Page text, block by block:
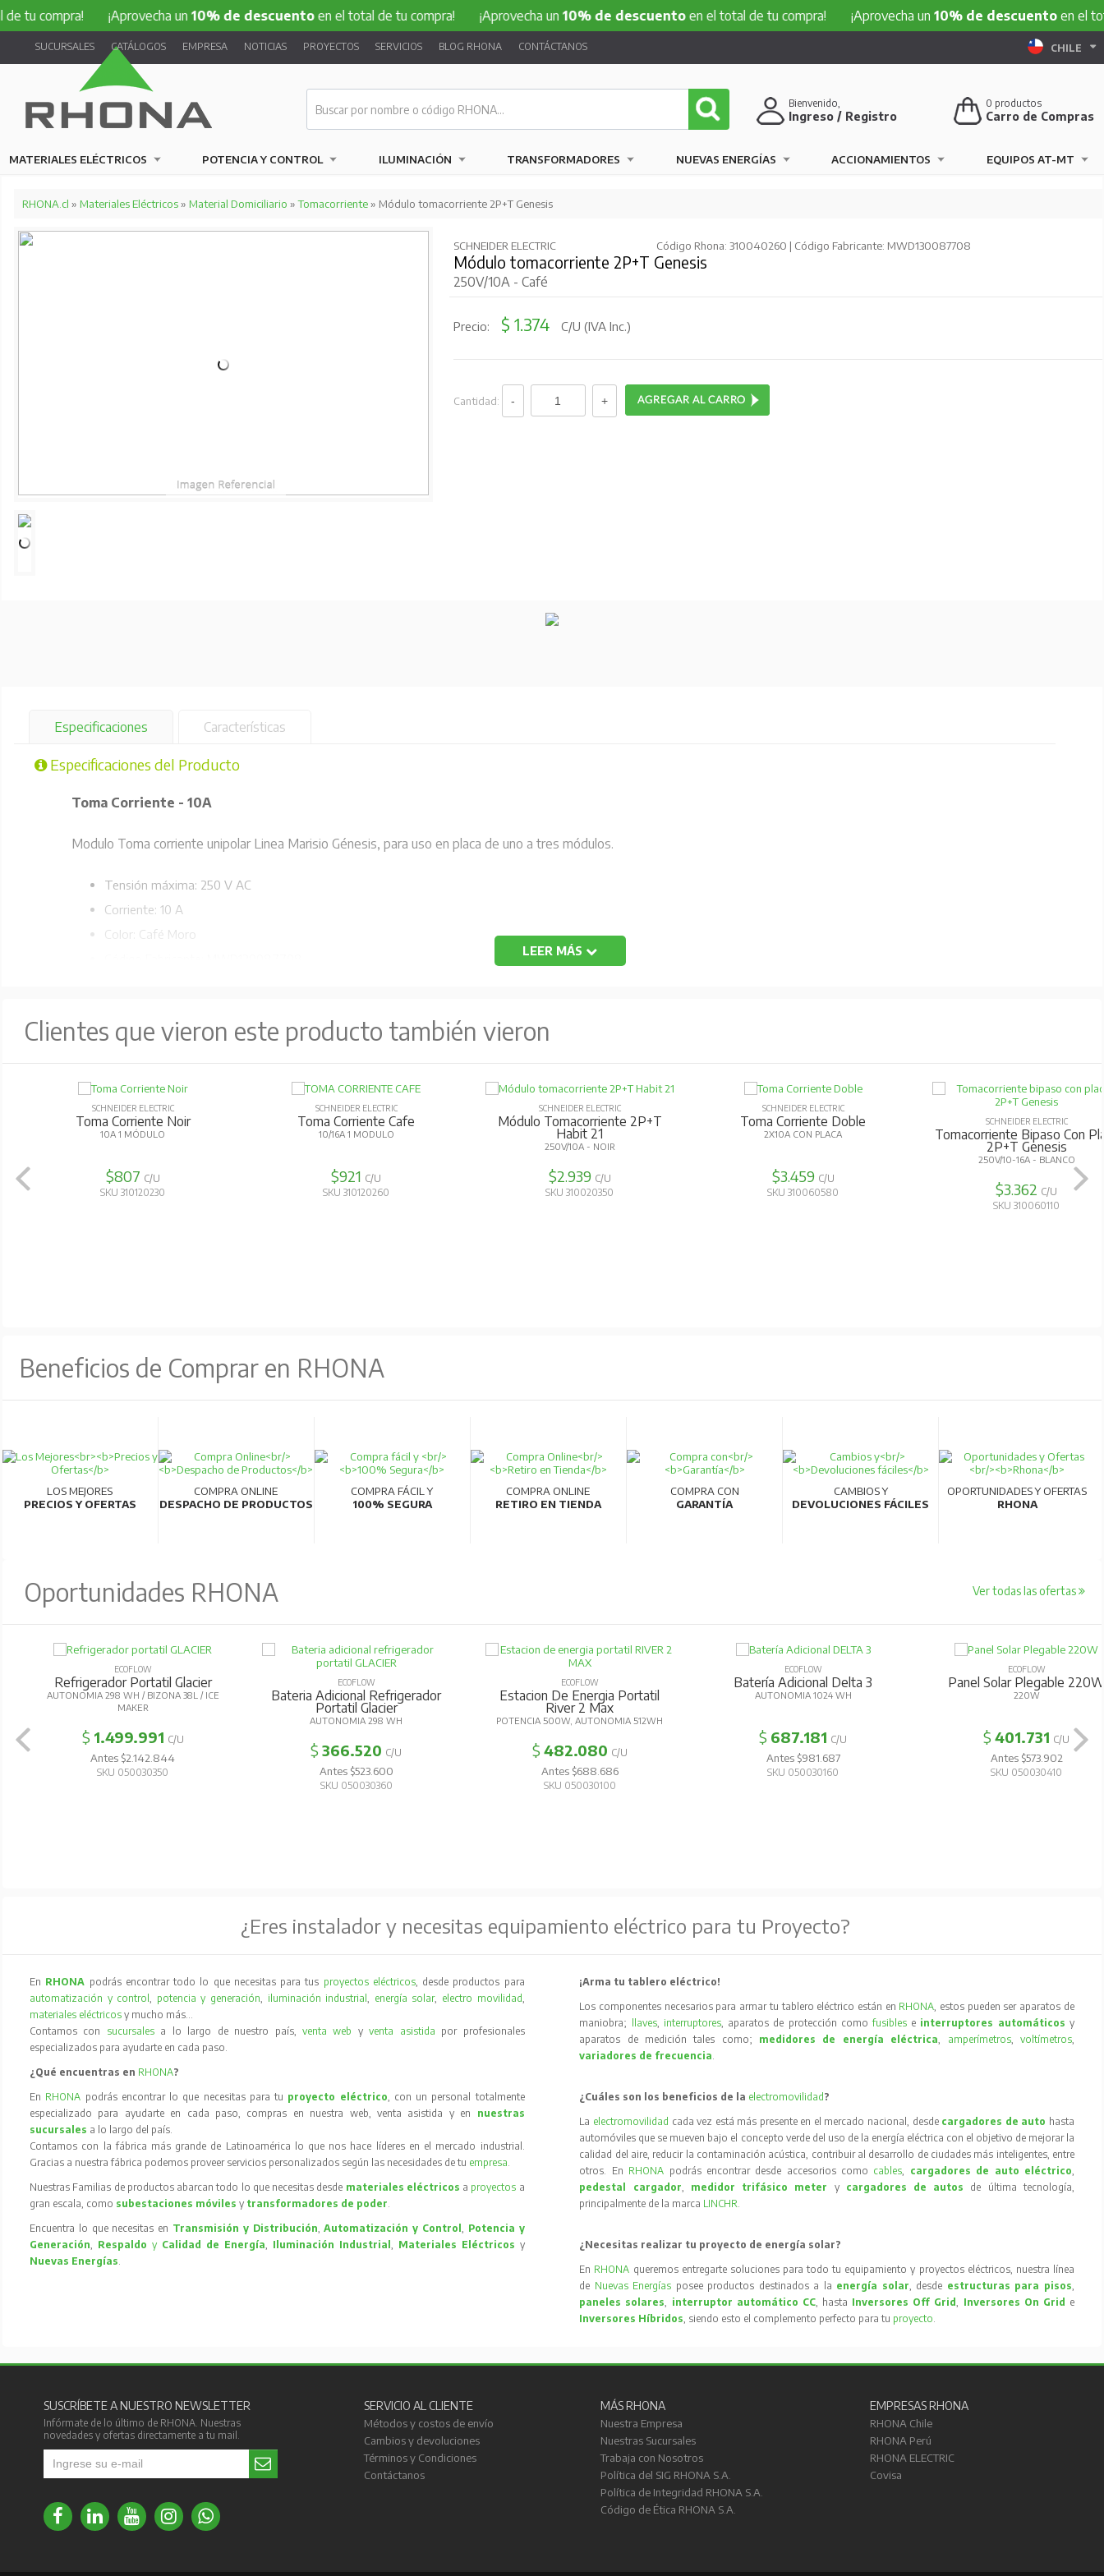
¡Aprovecha un10% de descuentoen el total de tu compra! ¡Aprovecha un10% de descuentoen el total de tu compra! ¡Aprovecha un10% de descuentoen el total de tu
SUCURSALES CATÁLOGOS EMPRESA NOTICIAS PROYECTOS SERVICIOS BLOG RHONA CONTÁCTANOS CHILE
0 productos
Carro de Compras
Bienvenido,
Ingreso / Registro
MATERIALES ELÉCTRICOS POTENCIA Y CONTROL ILUMINACIÓN TRANSFORMADORES NUEVAS ENERGÍAS ACCIONAMIENTOS EQUIPOS AT-MT
RHONA.cl » Materiales Eléctricos» Material Domiciliario »Tomacorriente» Módulo tomacorriente 2P+T Genesis
SCHNEIDER ELECTRIC Código Rhona: 310040260 | Código Fabricante: MWD130087708
Módulo tomacorriente 2P+T Genesis
250V/10A - Café
Precio: $ 1.374 C/U (IVA Inc.)
Cantidad:
Especificaciones Características
Especificaciones del Producto
Toma Corriente - 10A
Modulo Toma corriente unipolar Linea Marisio Génesis, para uso en placa de uno a tres módulos.
Tensión máxima: 250 V AC
Corriente: 10 A
Color: Café Moro
LEER MÁS
Clientes que vieron este producto también vieron
SCHNEIDER ELECTRIC
Toma Corriente Noir
10A 1 MÓDULO
$807 C/U
SKU 310120230
SCHNEIDER ELECTRIC
Toma Corriente Cafe
10/16A 1 MODULO
$921 C/U
SKU 310120260
SCHNEIDER ELECTRIC
Módulo Tomacorriente 2P+T
Habit 21
250V/10A - NOIR
$2.939 C/U
SKU 310020350
SCHNEIDER ELECTRIC
Toma Corriente Doble
2X10A CON PLACA
$3.459 C/U
SKU 310060580
SCHNEIDER ELECTRIC
Tomacorriente Bipaso Con
2P+T Genesis
250V/10-16A - BLANCO
$3.362 C/U
SKU 310060110
Beneficios de Comprar en RHONA
LOS MEJORES
PRECIOS Y OFERTAS
COMPRA ONLINE
DESPACHO DE PRODUCTOS
COMPRA FÁCIL Y
100% SEGURA
COMPRA ONLINE
RETIRO EN TIENDA
COMPRA CON
GARANTÍA
CAMBIOS Y
DEVOLUCIONES FÁCILES
OPORTUNIDADES Y OFERTAS
RHONA
Oportunidades RHONA Ver todas las ofertas
ECOFLOW
Refrigerador Portatil Glacier
AUTONOMIA 298 WH / BIZONA 38L / ICE
MAKER
$ 1.499.991 C/U
Antes $2.142.844
SKU 050030350
ECOFLOW
Bateria Adicional Refrigerador
Portatil Glacier
AUTONOMIA 298 WH
$366.520 C/U
Antes $523.600
SKU 050030360
ECOFLOW
Estacion De Energia Portatil
River 2 Max
POTENCIA 500W, AUTONOMIA 512WH
$ 482.080 C/U
Antes $688.686
SKU 050030100
ECOFLOW
Batería Adicional Delta 3
AUTONOMIA 1024 WH
$ 687.181 C/U
Antes $981.687
SKU 050030160
ECOFLOW
Panel Solar Plegable
220W
$401.731 C/U
Antes $573.902
SKU 050030410
¿Eres instalador y necesitas equipamiento eléctrico para tu Proyecto?
En RHONA podrás encontrar todo lo que necesitas para tus proyectos eléctricos, desde productos para
automatización y control, potencia y generación, iluminación industrial, energía solar, electro movilidad,
materiales eléctricos y mucho más…
Contamos con sucursales a lo largo de nuestro país, venta web yventa asistida por profesionales
especializados para ayudarte en cada paso.
¿Qué encuentras en RHONA?
En RHONA podrás encontrar lo que necesitas para tu proyecto eléctrico, con un personal totalmente
especializado para ayudarte en cada paso, compras en nuestra web, venta asistida y en nuestras
sucursales a lo largo del país.
Contamos con la fábrica más grande de Latinoamérica lo que nos hace líderes en el mercado industrial.
Gracias a nuestra fábrica podemos proveer servicios personalizados según las necesidades de tu empresa.
Nuestras Familias de productos abarcan todo lo que necesitas desde materiales eléctricos a proyectos a
gran escala, como subestaciones móvilesy transformadores de poder.
Encuentra lo que necesitas en Transmisión y Distribución,Automatización y Control, Potencia y
Generación, Respaldo y Calidad de Energía, Iluminación Industrial , Materiales Eléctricos y
Nuevas Energías.
¡Arma tu tablero eléctrico!
Los componentes necesarios para armar tu tablero eléctrico están en RHONA, estos pueden ser aparatos de
maniobra;
llaves, interruptores, aparatos de protección comofusibles e interruptores automáticos y
aparatos de medición tales como; medidores de energía eléctrica, amperímetros, voltímetros,
variadores de frecuencia.
¿Cuáles son los beneficios de la electromovilidad ?
La electromovilidad cada vez está más presente en el mercado nacional, desde cargadores de auto hasta
automóviles que se mueven bajo el concepto verde del uso de la energía eléctrica con el objetivo de mejorar la
calidad del aire, reducir la contaminación acústica, contribuir al desarrollo de ciudades más inteligentes, entre
otros. En RHONA podrás encontrar desde accesorios como cables, cargadores de auto eléctrico,
pedestal cargador, medidor trifásico meter y cargadores de autos
de última tecnología,
principalmente de la marca LINCHR.
¿Necesitas realizar tu proyecto de energía solar?
En RHONA queremos entregarte soluciones para todo tu equipamiento y proyectos eléctricos, nuestra línea
de Nuevas Energías posee productos destinados a la energía solar, desde estructuras para pisos,
paneles solares, interruptor automático CC, hasta Inversores Off Grid, Inversores On Grid e
Inversores Híbridos, siendo esto el complemento perfecto para tu proyecto.
SUSCRÍBETE A NUESTRO NEWSLETTER
Infórmate de lo último de RHONA. Nuestras
novedades y ofertas directamente a tu mail.
SERVICIO AL CLIENTE
Métodos y costos de envío
Cambios y devoluciones
Términos y Condiciones
Contáctanos
MÁS RHONA
Nuestra Empresa
Nuestras Sucursales
Trabaja con Nosotros
Política del SIG RHONA S.A.
Política de Integridad RHONA S.A.
Código de Ética RHONA S.A.
EMPRESAS RHONA
RHONA Chile
RHONA Perú
RHONA ELECTRIC
Covisa